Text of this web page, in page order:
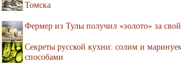
Томска
Фермер из Тулы получил «золото» за
Секреты русской кухни: солим и
способами